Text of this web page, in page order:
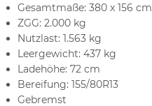
Gesamtmaße: 380 x 156 cm
ZGG: 2.000 kg
Nutzlast: 1.563 kg
Leergewicht: 437 kg
Ladehöhe: 72 cm
Bereifung: 155/80R13
Gebremst